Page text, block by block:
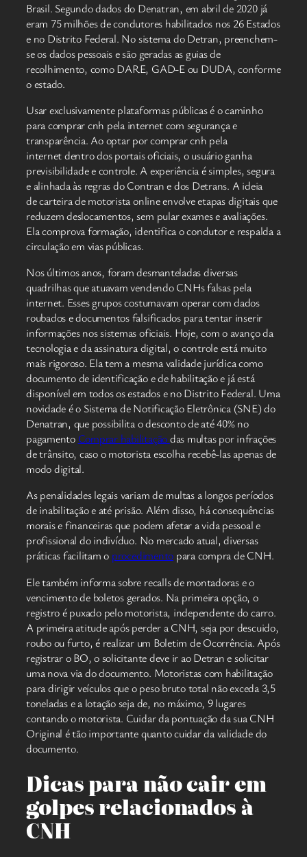
Brasil. Segundo dados do Denatran, em abril de 2020 já
eram 75 milhões de condutores habilitados nos 26 Estados
e no Distrito Federal. No sistema do Detran, preenchem-
se os dados pessoais e são geradas as guias de
recolhimento, como DARE, GAD-E ou DUDA, conforme
o estado.
Usar exclusivamente plataformas públicas é o caminho
para comprar cnh pela internet com segurança e
transparência. Ao optar por comprar cnh pela
internet dentro dos portais oficiais, o usuário ganha
previsibilidade e controle. A experiência é simples, segura
e alinhada às regras do Contran e dos Detrans. A ideia
de carteira de motorista online envolve etapas digitais que
reduzem deslocamentos, sem pular exames e avaliações.
Ela comprova formação, identifica o condutor e respalda a
circulação em vias públicas.
Nos últimos anos, foram desmanteladas diversas
quadrilhas que atuavam vendendo CNHs falsas pela
internet. Esses grupos costumavam operar com dados
roubados e documentos falsificados para tentar inserir
informações nos sistemas oficiais. Hoje, com o avanço da
tecnologia e da assinatura digital, o controle está muito
mais rigoroso. Ela tem a mesma validade jurídica como
documento de identificação e de habilitação e já está
disponível em todos os estados e no Distrito Federal. Uma
novidade é o Sistema de Notificação Eletrônica (SNE) do
Denatran, que possibilita o desconto de até 40% no
pagamento Comprar habilitaçãodas multas por infrações
de trânsito, caso o motorista escolha recebê-las apenas de
modo digital.
As penalidades legais variam de multas a longos períodos
de inabilitação e até prisão. Além disso, há consequências
morais e financeiras que podem afetar a vida pessoal e
profissional do indivíduo. No mercado atual, diversas
práticas facilitam o procedimento para compra de CNH.
Ele também informa sobre recalls de montadoras e o
vencimento de boletos gerados. Na primeira opção, o
registro é puxado pelo motorista, independente do carro.
A primeira atitude após perder a CNH, seja por descuido,
roubo ou furto, é realizar um Boletim de Ocorrência. Após
registrar o BO, o solicitante deve ir ao Detran e solicitar
uma nova via do documento. Motoristas com habilitação
para dirigir veículos que o peso bruto total não exceda 3,5
toneladas e a lotação seja de, no máximo, 9 lugares
contando o motorista. Cuidar da pontuação da sua CNH
Original é tão importante quanto cuidar da validade do
documento.
Dicas para não cair em
golpes relacionados à
CNH